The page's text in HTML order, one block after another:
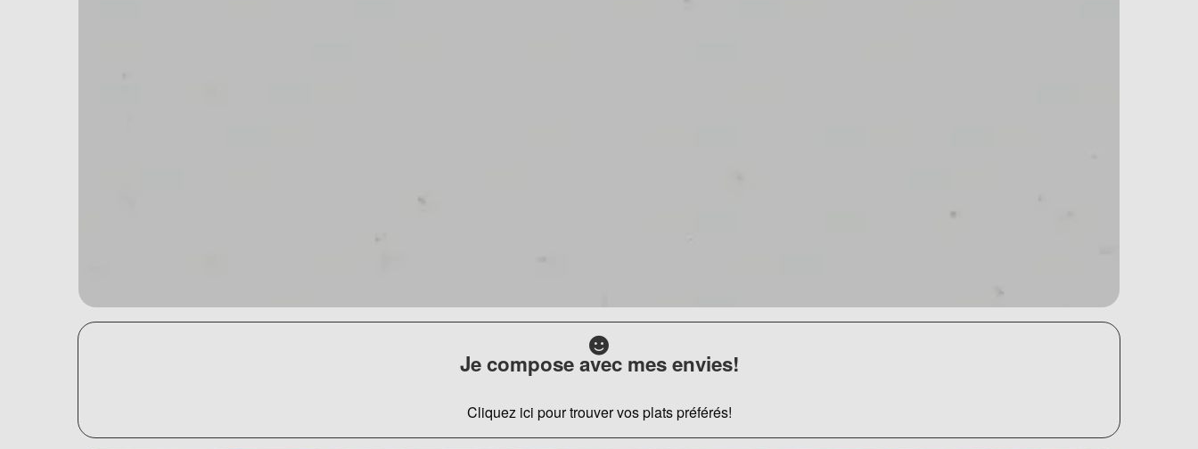
Je compose avec mes envies!
Cliquez ici pour trouver vos plats préférés!